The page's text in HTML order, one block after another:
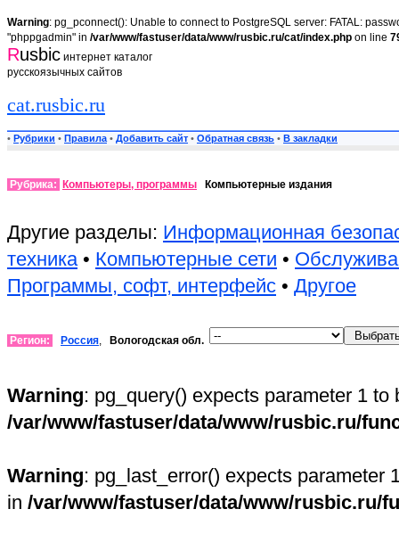
Warning: pg_pconnect(): Unable to connect to PostgreSQL server: FATAL:
"phppgadmin" in /var/www/fastuser/data/www/rusbic.ru/cat/index.php on line
Rusbic интернет каталог
русскоязычных сайтов
cat.rusbic.ru
• Рубрики • Правила • Добавить сайт • Обратная связь • В закладки
Рубрика: Компьютеры, программы Компьютерные издания
Другие разделы: Информационная
техника• Компьютерные сети •
Программы, софт, интерфейс • Другое
Регион: Россия, Вологодская обл.
Warning: pg_query() expects parameter 1
/var/www/fastuser/data/www/rusbic.ru/
Warning: pg_last_error() expects parameter
in /var/www/fastuser/data/www/rusbic.ru/